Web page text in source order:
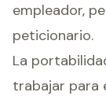
empleador,
peticionario.
La
trabajar para